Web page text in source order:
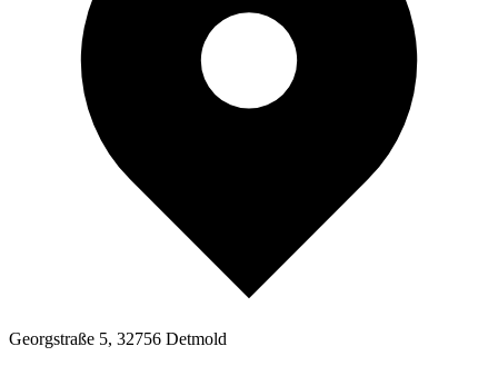
Georgstraße 5, 32756 Detmold